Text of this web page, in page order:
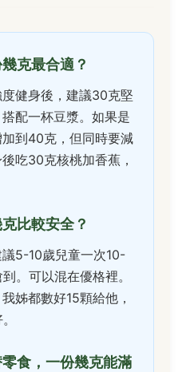
克最合適？
健身後，建議30克堅
配一杯豆漿。如果是
到40克，但同時要減
吃30克核桃加香蕉，
比較安全？
5-10歲兒童一次10-
。可以混在優格裡。
姊都數好15顆給他，
食，一份幾克能滿